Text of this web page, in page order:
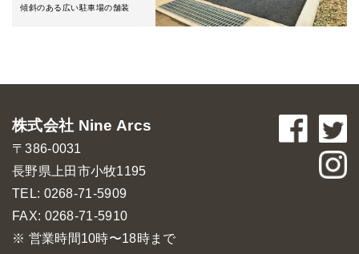
傾斜のある広い駐車場の舗装
株式会社 Nine Arcs
〒386-0031
長野県上田市小牧1195
TEL: 0268-71-5909
FAX: 0268-71-5910
※ 営業時間10時〜18時まで